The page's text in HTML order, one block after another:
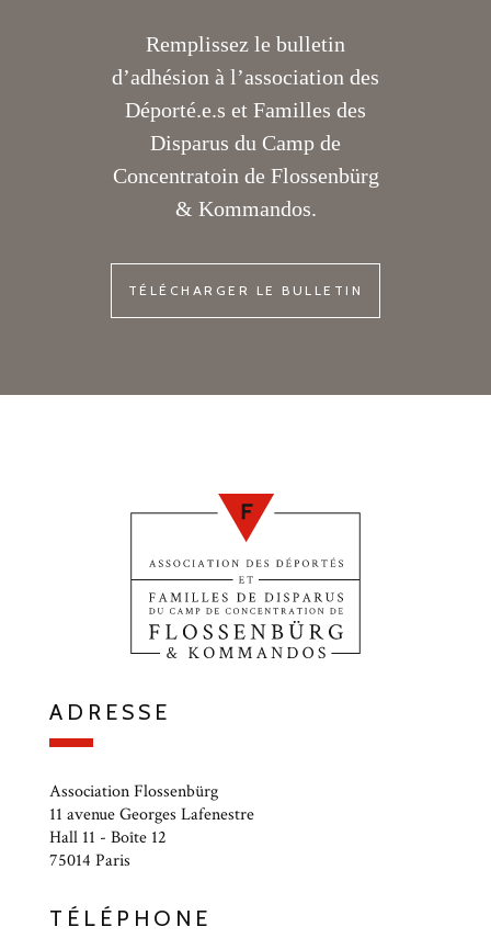
Remplissez le bulletin
d’adhésion à l’association des
Déporté.e.s et Familles des
Disparus du Camp de
Concentratoin de Flossenbürg
& Kommandos.
TÉLÉCHARGER LE BULLETIN
ADRESSE
Association Flossenbürg
11 avenue Georges Lafenestre
Hall 11 - Boîte 12
75014 Paris
TÉLÉPHONE